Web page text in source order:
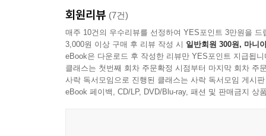
추천한다.
이 책의 대상 독자
· 주짓수를 배우고 싶은데, 막상 시작하려니 걱정
· 주짓수에 막 입문하여 앞으로 배울 기술들을 가
회원리뷰 (7건)
매주 10건의 우수리뷰를 선정하여 YES포인트 3만원을 드
3,000원 이상 구매 후 리뷰 작성 시 일반회원 300원, 마니
eBook은 다운로드 후 작성한 리뷰만 YES포인트 지급됩니
클래스는 첫번째 회차 주문확정 시점부터 마지막 회차 주
사락 독서모임으로 진행된 클래스는 사락 독서모임 게시
eBook 페이백, CD/LP, DVD/Blu-ray, 패션 및 판매금지 상